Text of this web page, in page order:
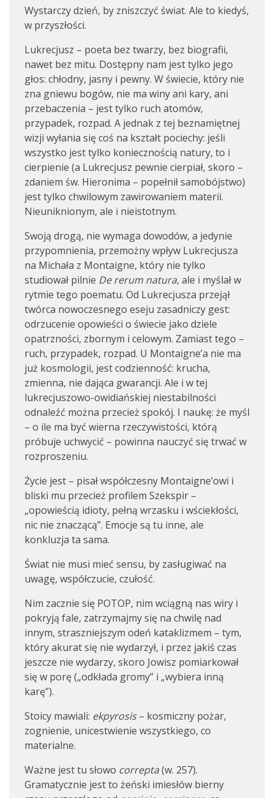
Wystarczy dzień, by zniszczyć świat. Ale to kiedyś,
w przyszłości.
Lukrecjusz – poeta bez twarzy, bez biografii,
nawet bez mitu. Dostępny nam jest tylko jego
głos: chłodny, jasny i pewny. W świecie, który nie
zna gniewu bogów, nie ma winy ani kary, ani
przebaczenia – jest tylko ruch atomów,
przypadek, rozpad. A jednak z tej beznamiętnej
wizji wyłania się coś na kształt pociechy: jeśli
wszystko jest tylko koniecznością natury, to i
cierpienie (a Lukrecjusz pewnie cierpiał, skoro –
zdaniem św. Hieronima – popełnił samobójstwo)
jest tylko chwilowym zawirowaniem materii.
Nieuniknionym, ale i nieistotnym.
Swoją drogą, nie wymaga dowodów, a jedynie
przypomnienia, przemożny wpływ Lukrecjusza
na Michała z Montaigne, który nie tylko
studiował pilnie De rerum natura, ale i myślał w
rytmie tego poematu. Od Lukrecjusza przejął
twórca nowoczesnego eseju zasadniczy gest:
odrzucenie opowieści o świecie jako dziele
opatrzności, zbornym i celowym. Zamiast tego –
ruch, przypadek, rozpad. U Montaigne’a nie ma
już kosmologii, jest codzienność: krucha,
zmienna, nie dająca gwarancji. Ale i w tej
lukrecjuszowo-owidiańskiej niestabilności
odnaleźć można przecież spokój. I naukę: że myśl
– o ile ma być wierna rzeczywistości, którą
próbuje uchwycić – powinna nauczyć się trwać w
rozproszeniu.
Życie jest – pisał współczesny Montaigne’owi i
bliski mu przecież profilem Szekspir –
„opowieścią idioty, pełną wrzasku i wściekłości,
nic nie znaczącą”. Emocje są tu inne, ale
konkluzja ta sama.
Świat nie musi mieć sensu, by zasługiwać na
uwagę, współczucie, czułość.
Nim zacznie się POTOP, nim wciągną nas wiry i
pokryją fale, zatrzymajmy się na chwilę nad
innym, straszniejszym odeń kataklizmem – tym,
który akurat się nie wydarzył, i przez jakiś czas
jeszcze nie wydarzy, skoro Jowisz pomiarkował
się w porę („odkłada gromy” i „wybiera inną
karę”).
Stoicy mawiali: ekpyrosis– kosmiczny pożar,
zognienie, unicestwienie wszystkiego, co
materialne.
Ważne jest tu słowo correpta(w. 257).
Gramatycznie jest to żeński imiesłów bierny